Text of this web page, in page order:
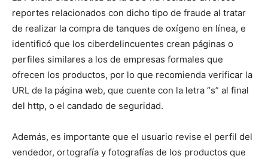
reportes relacionados con dicho tipo de fraude al tratar
de realizar la compra de tanques de oxígeno en línea, e
identificó que los ciberdelincuentes crean páginas o
perfiles similares a los de empresas formales que
ofrecen los productos, por lo que recomienda verificar la
URL de la página web, que cuente con la letra “s” al final
del http, o el candado de seguridad.
Además, es importante que el usuario revise el perfil del
vendedor, ortografía y fotografías de los productos que